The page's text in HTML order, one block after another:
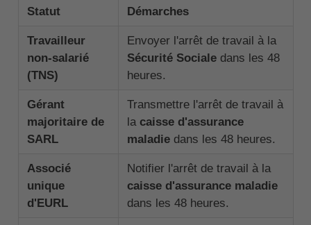
Statut Démarches
Travailleur
non-salarié
(TNS)
Envoyer l'arrêt de travail à la
Sécurité Sociale dans les 48
heures.
Gérant
majoritaire de
SARL
Transmettre l'arrêt de travail à
lacaisse d'assurance
maladie dans les 48 heures.
Associé
unique
d'EURL
Notifier l'arrêt de travail à la
caisse d'assurance maladie
dans les 48 heures.